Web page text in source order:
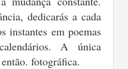
dedicarás a cada
instantes em poemas
A única
fotográfica.